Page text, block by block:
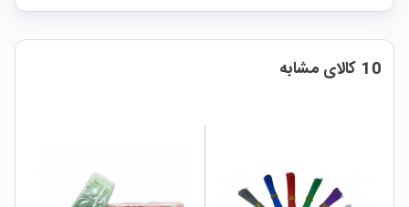
10 کالای مشابه